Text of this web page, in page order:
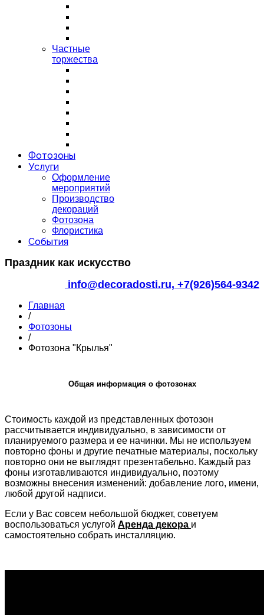
Частные
торжества
Фотозоны
Услуги
Оформление
мероприятий
Производство
декораций
Фотозона
Флористика
События
Праздник как искусство
info@decoradosti.ru, +7(926)564-9342
Главная
/
Фотозоны
/
Фотозона "Крылья"
Общая информация о фотозонах
Стоимость каждой из представленных фотозон
рассчитывается индивидуально, в зависимости от
планируемого размера и ее начинки. Мы не используем
повторно фоны и другие печатные материалы, поскольку
повторно они не выглядят презентабельно. Каждый раз
фоны изготавливаются индивидуально, поэтому
возможны внесения изменений: добавление лого, имени,
любой другой надписи.
Если у Вас совсем небольшой бюджет, советуем
воспользоваться услугой Аренда декора и
самостоятельно собрать инсталляцию.